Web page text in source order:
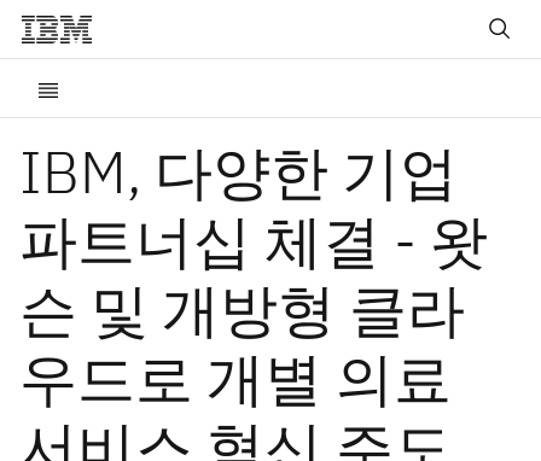
IBM, 다양한 기업
파트너십 체결 - 왓
슨 및 개방형 클라
우드로 개별 의료